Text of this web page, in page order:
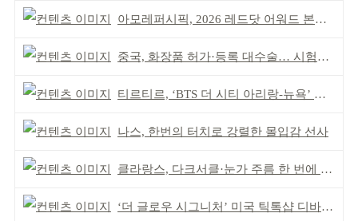
아모레퍼시픽, 2026 레드닷 어워드 본상 2개 수상
중국, 화장품 허가·등록 대수술… 시험자료 공용 허용
티르티르, ‘BTS 더 시티 아리랑-뉴욕’ 참여
나스, 한번의 터치로 강렬한 몰입감 선사
클라랑스, 다크서클·눈가 주름 한 번에 더블 케어
‘더 글로우 시그니처’ 미국 틱톡샵 디바이스 부문 1위